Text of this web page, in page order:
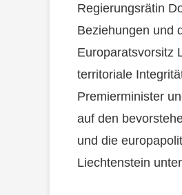
Regierungsrätin
Beziehungen und
Europaratsvorsitz
territoriale
Premierminister
auf den
und die
Liechtenstein